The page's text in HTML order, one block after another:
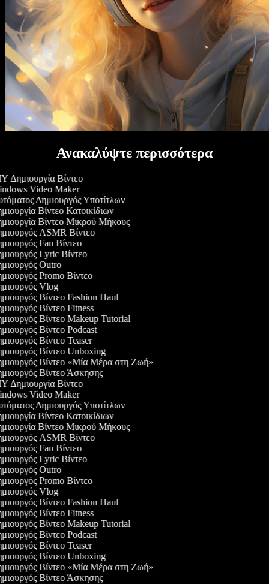
Ανακαλύψτε περισσότερα
Δημιουργία Βίντεο
Video Maker
Δημιουργός Υποτίτλων
Βίντεο Κατοικίδιων
Βίντεο Μικρού Μήκους
ASMR Βίντεο
Fan Βίντεο
Lyric Βίντεο
Outro
Promo Βίντεο
Vlog
Βίντεο Fashion Haul
Βίντεο Fitness
Βίντεο Makeup Tutorial
Βίντεο Podcast
Βίντεο Teaser
Βίντεο Unboxing
Βίντεο «Μία Μέρα στη Ζωή»
Βίντεο Άσκησης
Δημιουργία Βίντεο
Video Maker
Δημιουργός Υποτίτλων
Βίντεο Κατοικίδιων
Βίντεο Μικρού Μήκους
ASMR Βίντεο
Fan Βίντεο
Lyric Βίντεο
Outro
Promo Βίντεο
Vlog
Βίντεο Fashion Haul
Βίντεο Fitness
Βίντεο Makeup Tutorial
Βίντεο Podcast
Βίντεο Teaser
Βίντεο Unboxing
Βίντεο «Μία Μέρα στη Ζωή»
Βίντεο Άσκησης